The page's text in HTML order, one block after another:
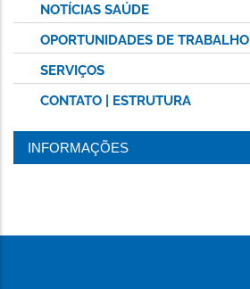
NOTÍCIAS SAÚDE
OPORTUNIDADES DE TRABALHO
SERVIÇOS
CONTATO | ESTRUTURA
INFORMAÇÕES